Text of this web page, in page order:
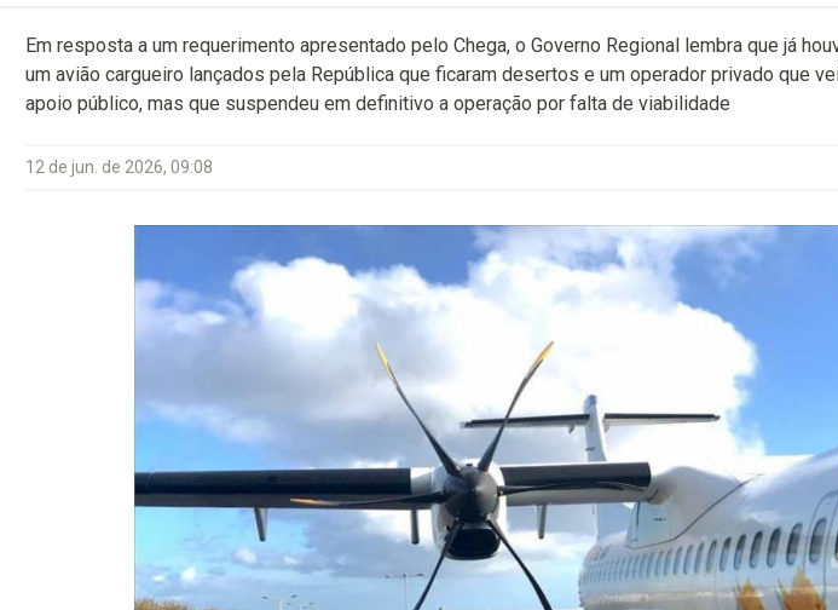
Em resposta a um requerimento apresentado pelo Chega, o Governo Regional lembra que já
um avião cargueiro lançados pela República que ficaram desertos e um operador privado que
apoio público, mas que suspendeu em definitivo a operação por falta de viabilidade
12 de jun. de 2026, 09:08